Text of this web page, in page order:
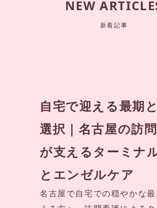
NEW
新着記事
自宅で迎える最期
選択｜名古屋の訪
が支えるターミナ
とエンゼルケア
名古屋で自宅での穏やかな